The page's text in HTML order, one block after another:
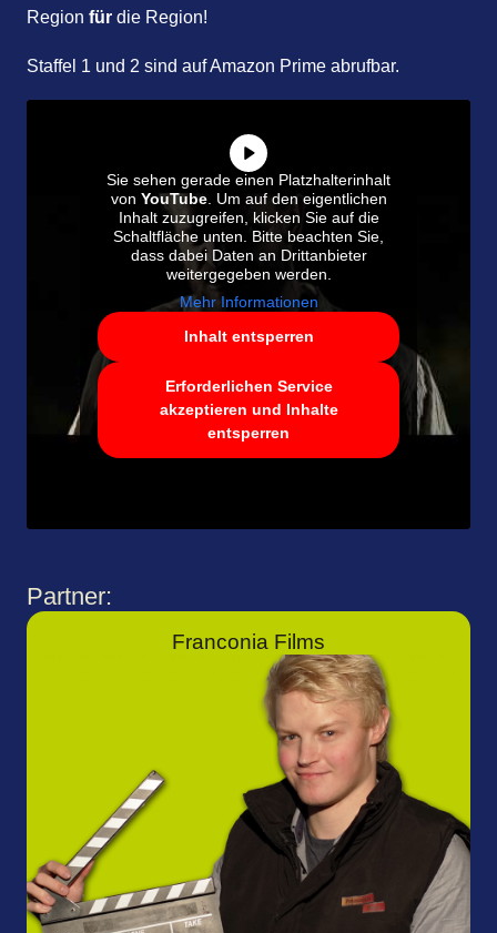
Region für die Region!
Staffel 1 und 2 sind auf Amazon Prime abrufbar.
Sie sehen gerade einen Platzhalterinhalt
von YouTube. Um auf den eigentlichen
Inhalt zuzugreifen, klicken Sie auf die
Schaltfläche unten. Bitte beachten Sie,
dass dabei Daten an Drittanbieter
weitergegeben werden.
Mehr Informationen
Inhalt entsperren
Erforderlichen Service
akzeptieren und Inhalte
entsperren
Partner:
Franconia Films